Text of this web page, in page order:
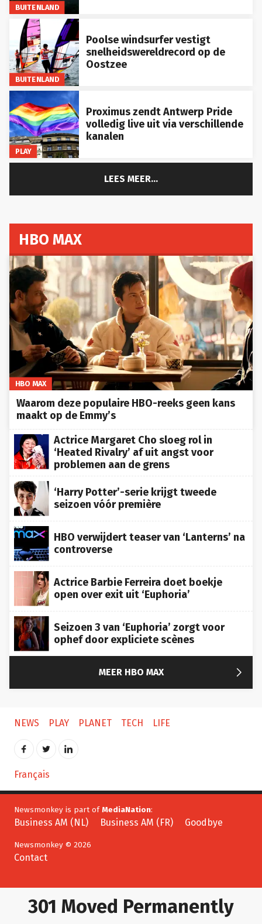
BUITENLAND
BUITENLAND
Poolse windsurfer vestigt
snelheidswereldrecord op de
Oostzee
PLAY
Proximus zendt Antwerp Pride
volledig live uit via verschillende
kanalen
LEES MEER...
HBO MAX
HBO MAX
Waarom deze populaire HBO-reeks geen kans
maakt op de Emmy’s
Actrice Margaret Cho sloeg rol in
‘Heated Rivalry’ af uit angst voor
problemen aan de grens
‘Harry Potter’-serie krijgt tweede
seizoen vóór première
HBO verwijdert teaser van ‘Lanterns’ na
controverse
Actrice Barbie Ferreira doet boekje
open over exit uit ‘Euphoria’
Seizoen 3 van ‘Euphoria’ zorgt voor
ophef door expliciete scènes
MEER HBO MAX 
NEWS PLAY PLANET TECH LIFE
Français
Newsmonkey is part ofMediaNation:
Business AM (NL) Business AM (FR) Goodbye
Newsmonkey © 2026
Contact
301 Moved Permanently